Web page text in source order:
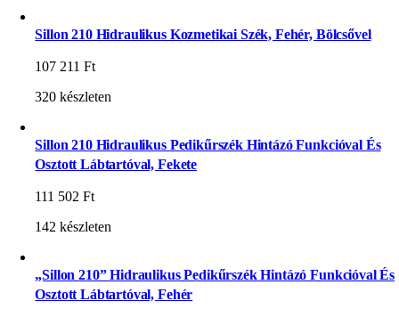
Sillon 210 Hidraulikus Kozmetikai Szék, Fehér, Bölcsővel
107 211Ft
320 készleten
Sillon 210 Hidraulikus Pedikűrszék Hintázó Funkcióval És
Osztott Lábtartóval, Fekete
111 502Ft
142 készleten
„Sillon 210” Hidraulikus Pedikűrszék Hintázó Funkcióval És
Osztott Lábtartóval, Fehér